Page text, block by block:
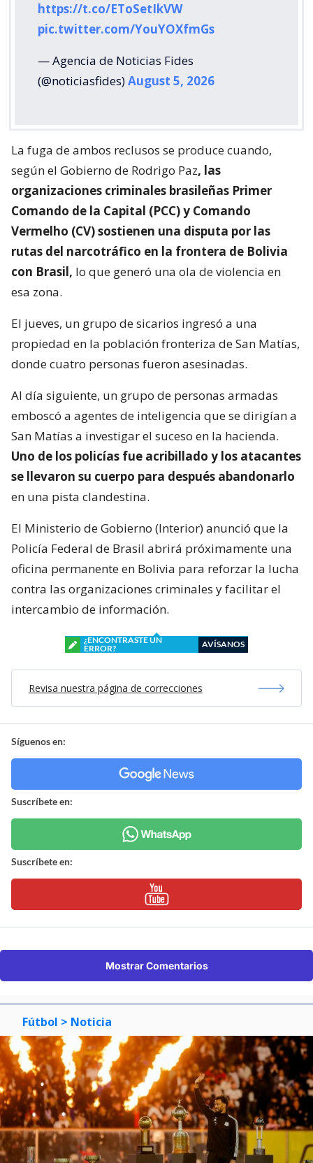
https://t.co/EToSetIkVW
pic.twitter.com/YouYOXfmGs
— Agencia de Noticias Fides
(@noticiasfides)August 5, 2026
La fuga de ambos reclusos se produce cuando,
según el Gobierno de Rodrigo Paz, las
organizaciones criminales brasileñas Primer
Comando de la Capital (PCC) y Comando
Vermelho (CV) sostienen una disputa por las
rutas del narcotráfico en la frontera de Bolivia
con Brasil, lo que generó una ola de violencia en
esa zona.
El jueves, un grupo de sicarios ingresó a una
propiedad en la población fronteriza de San Matías,
donde cuatro personas fueron asesinadas.
Al día siguiente, un grupo de personas armadas
emboscó a agentes de inteligencia que se dirigían a
San Matías a investigar el suceso en la hacienda.
Uno de los policías fue acribillado y los atacantes
se llevaron su cuerpo para después abandonarlo
en una pista clandestina.
El Ministerio de Gobierno (Interior) anunció que la
Policía Federal de Brasil abrirá próximamente una
oficina permanente en Bolivia para reforzar la lucha
contra las organizaciones criminales y facilitar el
intercambio de información.
¿ENCONTRASTE UN
ERROR?
AVÍSANOS
Revisa nuestra página de correcciones
Síguenos en:
Suscríbete en:
Suscríbete en:
Mostrar Comentarios
Fútbol > Noticia